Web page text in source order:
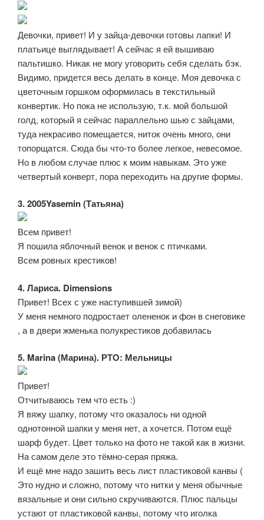
Девочки, привет! И у зайца-девочки готовы лапки! И
платьице выглядывает! А сейчас я ей вышиваю
пальтишко. Никак не могу уговорить себя сделать бэк.
Видимо, придется весь делать в конце. Моя девочка с
цветочным горшком оформилась в текстильный
конвертик. Но пока не использую, т.к. мой большой
голд, который я сейчас параллельно шью с зайцами,
туда некрасиво помещается, ниток очень много, они
топорщатся. Сюда бы что-то более легкое, невесомое.
Но в любом случае плюс к моим навыкам. Это уже
четвертый конверт, пора переходить на другие формы.
3. 2005Yasemin (Татьяна)
Всем привет!
Я пошила яблочный венок и венок с птичками.
Всем ровных крестиков!
4. Лариса. Dimensions
Привет! Всех с уже наступившей зимой)
У меня немного подростает олененок и фон в снеговике
, а в двери жменька полукрестиков добавилась
5. Marina (Марина). РТО: Мельницы
Привет!
Отчитываюсь тем что есть :)
Я вяжу шапку, потому что оказалось ни одной
однотонной шапки у меня нет, а хочется. Потом ещё
шарф будет. Цвет только на фото не такой как в жизни.
На самом деле это тёмно-серая пряжа.
И ещё мне надо зашить весь лист пластиковой канвы (
Это нудно и сложно, потому что нитки у меня обычные
вязальные и они сильно скручиваются. Плюс пальцы
устают от пластиковой канвы, потому что иголка